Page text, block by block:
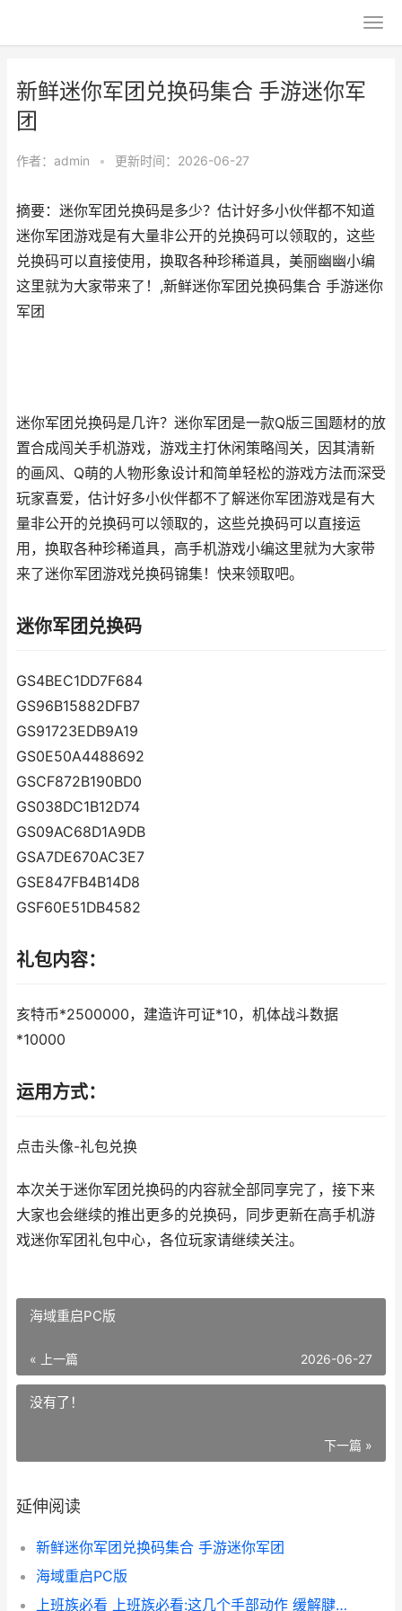
新鲜迷你军团兑换码集合 手游迷你军
团
作者： admin • 更新时间：2026-06-27
摘要：迷你军团兑换码是多少？估计好多小伙伴都不知道
迷你军团游戏是有大量非公开的兑换码可以领取的，这些
兑换码可以直接使用，换取各种珍稀道具，美丽幽幽小编
这里就为大家带来了！,新鲜迷你军团兑换码集合 手游迷你
军团
迷你军团兑换码是几许？迷你军团是一款Q版三国题材的放
置合成闯关手机游戏，游戏主打休闲策略闯关，因其清新
的画风、Q萌的人物形象设计和简单轻松的游戏方法而深受
玩家喜爱，估计好多小伙伴都不了解迷你军团游戏是有大
量非公开的兑换码可以领取的，这些兑换码可以直接运
用，换取各种珍稀道具，高手机游戏小编这里就为大家带
来了迷你军团游戏兑换码锦集！快来领取吧。
迷你军团兑换码
GS4BEC1DD7F684
GS96B15882DFB7
GS91723EDB9A19
GS0E50A4488692
GSCF872B190BD0
GS038DC1B12D74
GS09AC68D1A9DB
GSA7DE670AC3E7
GSE847FB4B14D8
GSF60E51DB4582
礼包内容：
亥特币*2500000，建造许可证*10，机体战斗数据
*10000
运用方式：
点击头像-礼包兑换
本次关于迷你军团兑换码的内容就全部同享完了，接下来
大家也会继续的推出更多的兑换码，同步更新在高手机游
戏迷你军团礼包中心，各位玩家请继续关注。
海域重启PC版
« 上一篇 2026-06-27
没有了！
下一篇 »
延伸阅读
新鲜迷你军团兑换码集合 手游迷你军团
海域重启PC版
上班族必看 上班族必看:这几个手部动作 缓解腱鞘炎